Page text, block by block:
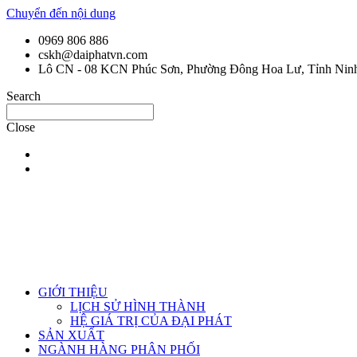
Chuyển đến nội dung
0969 806 886
cskh@daiphatvn.com
Lô CN - 08 KCN Phúc Sơn, Phường Đông Hoa Lư, Tỉnh
Search
Close
GIỚI THIỆU
LỊCH SỬ HÌNH THÀNH
HỆ GIÁ TRỊ CỦA ĐẠI PHÁT
SẢN XUẤT
NGÀNH HÀNG PHÂN PHỐI